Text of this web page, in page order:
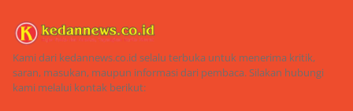
Kami dari kedannews.co.id selalu terbuka untuk menerima kritik,
saran, masukan, maupun informasi dari pembaca. Silakan hubungi
kami melalui kontak berikut: